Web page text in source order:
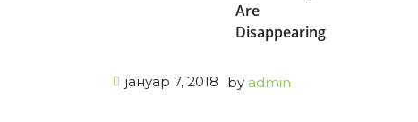
Are
Disappearing
јануар 7, 2018 by admin